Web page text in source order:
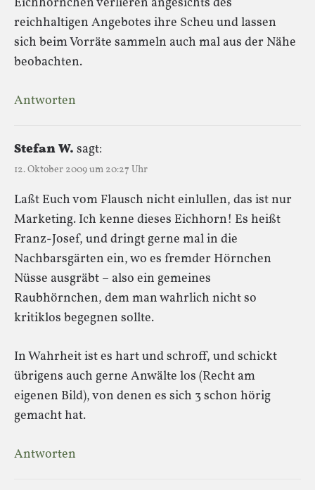
reichhaltigen Angebotes ihre Scheu und lassen
sich beim Vorräte sammeln auch mal aus der Nähe
beobachten.
Antworten
Stefan W. sagt:
12. Oktober 2009 um 20:27 Uhr
Laßt Euch vom Flausch nicht einlullen, das ist nur
Marketing. Ich kenne dieses Eichhorn! Es heißt
Franz-Josef, und dringt gerne mal in die
Nachbarsgärten ein, wo es fremder Hörnchen
Nüsse ausgräbt – also ein gemeines
Raubhörnchen, dem man wahrlich nicht so
kritiklos begegnen sollte.
In Wahrheit ist es hart und schroff, und schickt
übrigens auch gerne Anwälte los (Recht am
eigenen Bild), von denen es sich 3 schon hörig
gemacht hat.
Antworten